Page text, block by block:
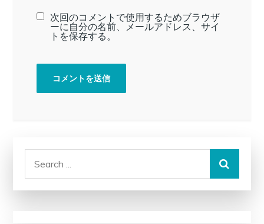
次回のコメントで使用するためブラウザ
ーに自分の名前、メールアドレス、サイ
トを保存する。